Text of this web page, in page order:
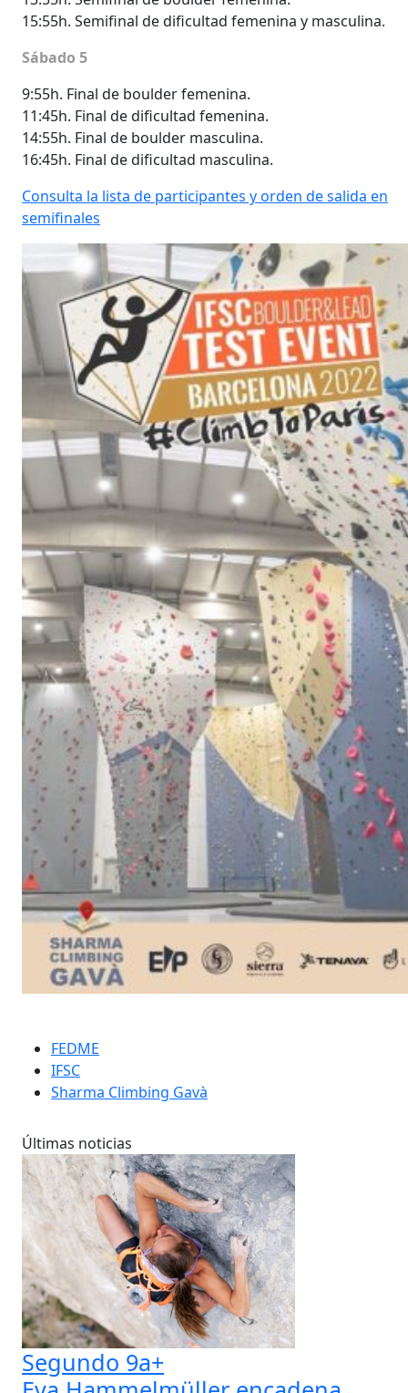
15:55h. Semifinal de dificultad femenina y masculina.
Sábado 5
9:55h. Final de boulder femenina.
11:45h. Final de dificultad femenina.
14:55h. Final de boulder masculina.
16:45h. Final de dificultad masculina.
Consulta la lista de participantes y orden de salida en
semifinales
FEDME
IFSC
Sharma Climbing Gavà
Últimas noticias
Segundo 9a+